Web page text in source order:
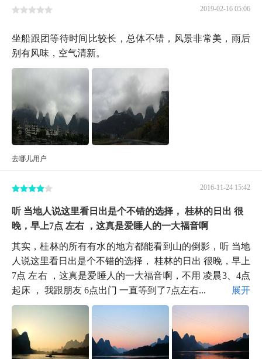
2019-02-16 05:06
坐船跟团等待时间比较长，总体不错，风景非常美，雨后
别有风味，空气清新。
去哪儿用户
2016-11-24 15:42
听 当地人说这里看日出是个不错的选择， 桂林的日出 很
晚，早上7点 左右 ，这真是爱睡人的一大福音啊
其实，桂林的所有有水的地方都能看到山的倒影，听 当地
人说这里看日出是个不错的选择， 桂林的日出 很晚，早上
7点 左右 ，这真是爱睡人的一大福音啊，不用 凌晨3、4点
起床 ， 我跟朋友 6点出门 一直等到了7点左右...
展开